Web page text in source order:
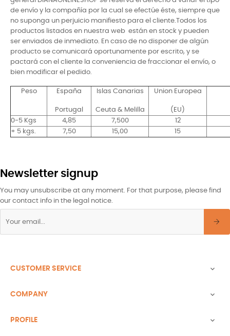
de envío y la compañía por la cual se efectúe éste, siempre que
no suponga un perjuicio manifiesto para el cliente.Todos los
productos listados en nuestra web están en stock y pueden
ser enviados de inmediato. En caso de no disponer de algún
producto se comunicará oportunamente por escrito, y se
pactará con el cliente la conveniencia de fraccionar el envío, o
bien modificar el pedido.
Peso España
Portugal
Islas Canarias
Ceuta & Melilla
Union Europea
(EU)
0-5 Kgs
4,85 7,500
12
+ 5 kgs.
7,50 15,00 15
Newsletter signup
You may unsubscribe at any moment. For that purpose, please find
our contact info in the legal notice.
CUSTOMER SERVICE 
COMPANY 
PROFILE 